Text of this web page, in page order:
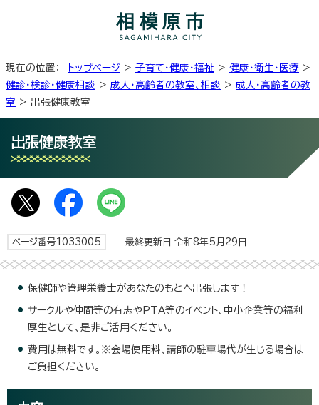
現在の位置： トップページ > 子育て・健康・福祉 > 健康・衛生・医療 >
健診・検診・健康相談 > 成人・高齢者の教室、相談 > 成人・高齢者の教
室 > 出張健康教室
出張健康教室
ページ番号1033005 最終更新日 令和8年5月29日
保健師や管理栄養士があなたのもとへ出張します！
サークルや仲間等の有志やPTA等のイベント、中小企業等の福利
厚生として、是非ご活用ください。
費用は無料です。※会場使用料、講師の駐車場代が生じる場合は
ご負担ください。